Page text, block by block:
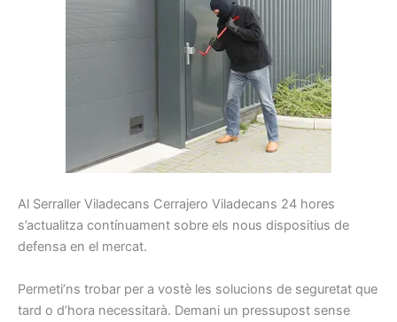
Al Serraller Viladecans Cerrajero Viladecans 24 hores
s’actualitza contínuament sobre els nous dispositius de
defensa en el mercat.
Permeti’ns trobar per a vostè les solucions de seguretat que
tard o d’hora necessitarà. Demani un pressupost sense